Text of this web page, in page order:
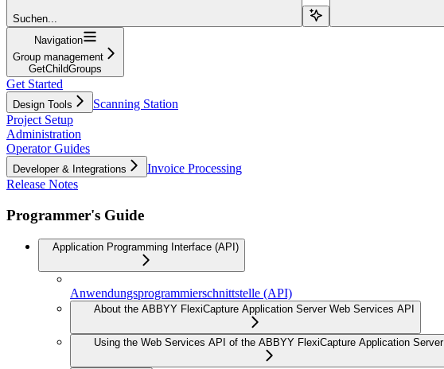
Suchen...
Navigation
Group management
GetChildGroups
Get Started
Design Tools
Scanning Station
Project Setup
Administration
Operator Guides
Developer & Integrations
Invoice Processing
Release Notes
Programmer's Guide
Application Programming Interface (API)
Anwendungsprogrammierschnittstelle (API)
About the ABBYY FlexiCapture Application Server Web Services API
Using the Web Services API of the ABBYY FlexiCapture Application Server